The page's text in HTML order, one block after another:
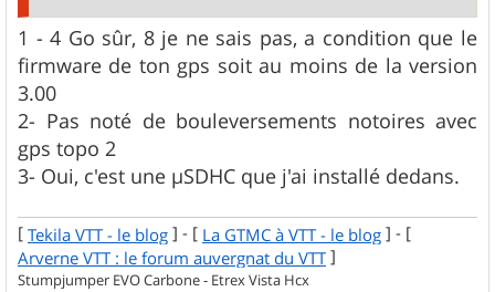
1 - 4 Go sûr, 8 je ne sais pas, a condition que le
firmware de ton gps soit au moins de la version
3.00
2- Pas noté de bouleversements notoires avec
gps topo 2
3- Oui, c'est une µSDHC que j'ai installé dedans.
[ Tekila VTT - le blog ] - [ La GTMC à VTT - le blog ] - [
Arverne VTT : le forum auvergnat du VTT ]
Stumpjumper EVO Carbone - Etrex Vista Hcx